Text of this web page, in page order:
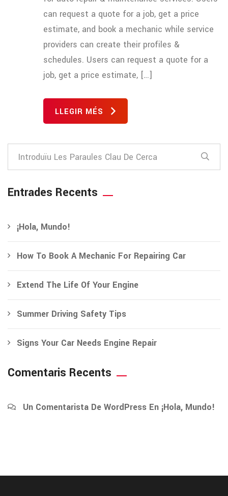
can request a quote for a job, get a price
estimate, and book a mechanic while service
providers can create their profiles &
schedules. Users can request a quote for a
job, get a price estimate, […]
LLEGIR MÉS
Entrades Recents
¡Hola, Mundo!
How To Book A Mechanic For Repairing Car
Extend The Life Of Your Engine
Summer Driving Safety Tips
Signs Your Car Needs Engine Repair
Comentaris Recents
Un Comentarista De WordPress En ¡Hola, Mundo!